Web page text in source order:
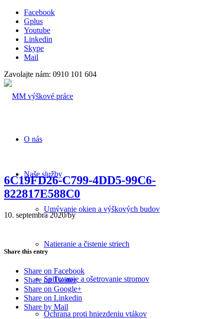
Facebook
Gplus
Youtube
Linkedin
Skype
Mail
Zavolajte nám: 0910 101 604
O nás
Naše služby
Umývanie okien a výškových budov
Natieranie a čistenie striech
Spiľovanie a ošetrovanie stromov
Ochrana proti hniezdeniu vtákov
6C19FD26-C799-4DD5-99C6-
822817E588C0
10. septembra 2020/by
Share this entry
Share on Facebook
Share on Twitter
Share on Google+
Share on Linkedin
Share by Mail